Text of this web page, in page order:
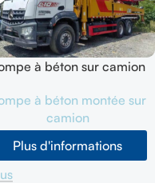
à béton sur camion
d'occasion 202003
à béton montée sur
camion
Plus d'informations